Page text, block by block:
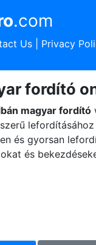
.com
Us| Privacy
fordító
magyar fordító
és gyorsan
és